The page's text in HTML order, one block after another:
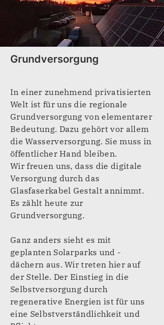
Grundversorgung
In einer zunehmend privatisierten
Welt ist für uns die regionale
Grundversorgung von elementarer
Bedeutung. Dazu gehört vor allem
die Wasserversorgung. Sie muss in
öffentlicher Hand bleiben.
Wir freuen uns, dass die digitale
Versorgung durch das
Glasfaserkabel Gestalt annimmt.
Es zählt heute zur
Grundversorgung.
Ganz anders sieht es mit
geplanten Solarparks und -
dächern aus. Wir treten hier auf
der Stelle. Der Einstieg in die
Selbstversorgung durch
regenerative Energien ist für uns
eine Selbstverständlichkeit und